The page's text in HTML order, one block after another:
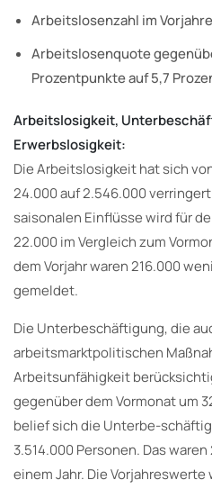
Arbeitslosenzahl im
Arbeitslosenquote
Prozentpunkte auf 5,7
Arbeitslosigkeit,
Erwerbslosigkeit:
Die Arbeitslosigkeit hat sich
24.000 auf 2.546.000
saisonalen Einflüsse wird für
22.000 im Vergleich zum
dem Vorjahr waren 216.000
gemeldet.
Die Unterbeschäftigung, die
arbeitsmarktpolitischen
Arbeitsunfähigkeit
gegenüber dem Vormonat um
belief sich die Unterbe-
3.514.000 Personen. Das
einem Jahr. Die